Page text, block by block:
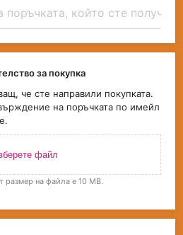
за покупка
че сте направили покупката.
на поръчката по имейл
файл
размер на файла е 10 MB.